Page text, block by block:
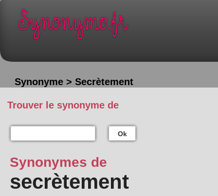
Synonyme > Secrètement
Trouver le synonyme de
Ok
Synonymes de
secrètement